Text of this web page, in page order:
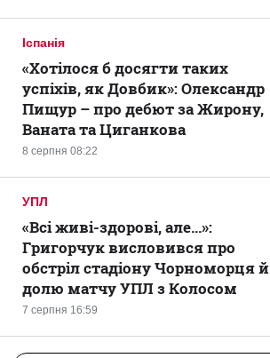
Іспанія
8 серпня 08:22
«Хотілося б досягти таких
успіхів, як Довбик»: Олександр
Пищур – про дебют за Жирону,
Ваната та Циганкова
УПЛ
7 серпня 16:59
«Всі живі-здорові, але...»:
Григорчук висловився про
обстріл стадіону Чорноморця й
долю матчу УПЛ з Колосом